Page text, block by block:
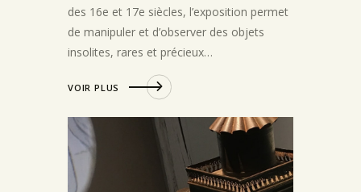
des 16e et 17e siècles, l’exposition permet
de manipuler et d’observer des objets
insolites, rares et précieux…
VOIR PLUS